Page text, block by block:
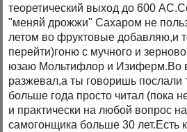
теоретический выход до 600
"меняй дрожжи" Сахаром не
летом во фруктовые добавляю,и
перейти)гоню с мучного и
юзаю Мольтифлор и Изиферм.Во
разжевал,а ты говоришь
больше года просто читал (пока
и практически на любой вопрос
самогонщика больше 30 лет.Есть